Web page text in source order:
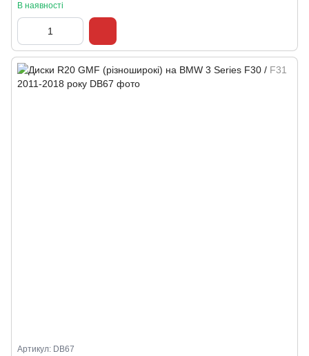
В наявності
Артикул: DB67